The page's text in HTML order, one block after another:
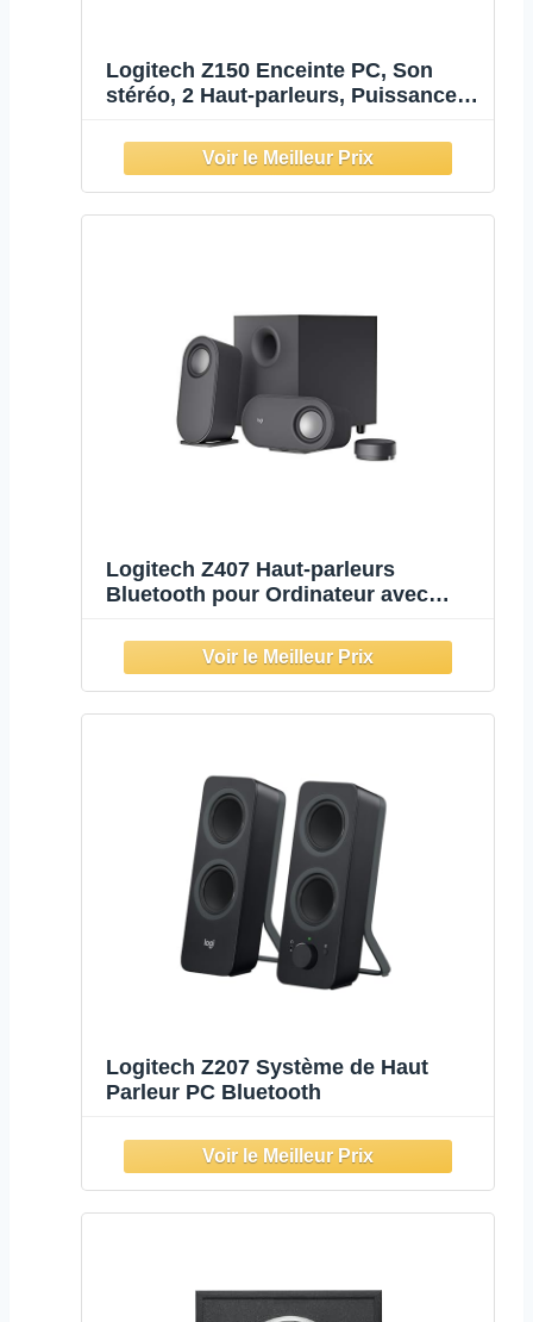
Logitech Z150 Enceinte PC, Son
stéréo, 2 Haut-parleurs, Puissance
contrôleur de Haut-Parleur Droit,
Prise Casque, Prise Britannique,
PC/TV/téléphone Portable- Noir
Logitech Z407 Haut-parleurs
Bluetooth pour Ordinateur avec
Fil, Son immersif, Audio Premium
avec Plusieurs entrées et Haut-
parleurs USB - Noir
Logitech Z207 Système de Haut
Parleur PC Bluetooth